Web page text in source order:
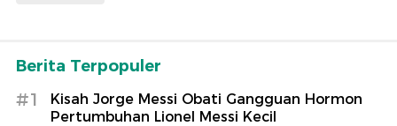
Berita Terpopuler
#1
Kisah Jorge Messi Obati Gangguan Hormon
Pertumbuhan Lionel Messi Kecil